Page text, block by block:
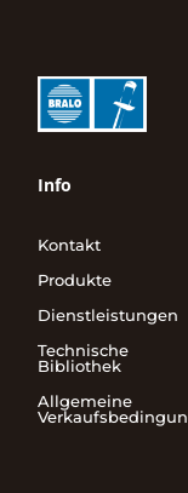
Info
Kontakt
Produkte
Dienstleistungen
Technische
Bibliothek
Allgemeine